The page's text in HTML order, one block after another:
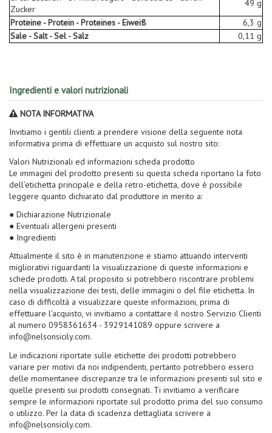
Zucker
49 g
Proteine - Protein - Proteines - Eiweiß
6,3 g
Sale - Salt - Sel - Salz
0,11 g
Ingredienti e valori nutrizionali
NOTA INFORMATIVA
Invitiamo i gentili clienti a prendere visione della seguente nota
informativa prima di effettuare un acquisto sul nostro sito:
Valori Nutrizionali ed informazioni scheda prodotto
Le immagini del prodotto presenti su questa scheda riportano la foto
dell’etichetta principale e della retro-etichetta, dove è possibile
leggere quanto dichiarato dal produttore in merito a:
● Dichiarazione Nutrizionale
● Eventuali allergeni presenti
● Ingredienti
Attualmente il sito è in manutenzione e stiamo attuando interventi
migliorativi riguardanti la visualizzazione di queste informazioni e
schede prodotti. A tal proposito si potrebbero riscontrare problemi
nella visualizzazione dei testi, delle immagini o del file etichetta. In
caso di difficoltà a visualizzare queste informazioni, prima di
effettuare l'acquisto, vi invitiamo a contattare il nostro Servizio Clienti
al numero 0958361634 - 3929141089 oppure scrivere a
info@nelsonsicily.com.
Le indicazioni riportate sulle etichette dei prodotti potrebbero
variare per motivi da noi indipendenti, pertanto potrebbero esserci
delle momentanee discrepanze tra le informazioni presenti sul sito e
quelle presenti sui prodotti consegnati. Ti invitiamo a verificare
sempre le informazioni riportate sul prodotto prima del suo consumo
o utilizzo. Per la data di scadenza dettagliata scrivere a
info@nelsonsicily.com.